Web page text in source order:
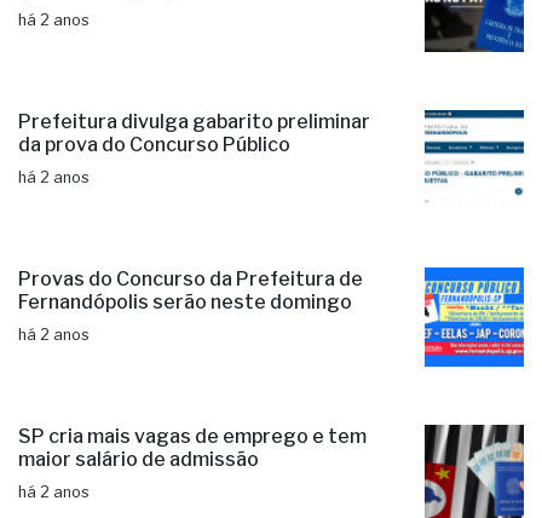
há 2 anos
Prefeitura divulga gabarito preliminar
da prova do Concurso Público
há 2 anos
Provas do Concurso da Prefeitura de
Fernandópolis serão neste domingo
há 2 anos
SP cria mais vagas de emprego e tem
maior salário de admissão
há 2 anos